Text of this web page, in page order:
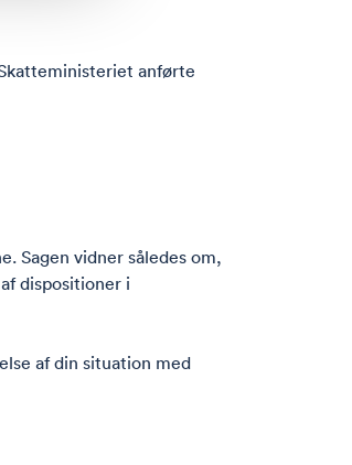
anførte
Sagen vidner således om,
dispositioner i
af din situation med